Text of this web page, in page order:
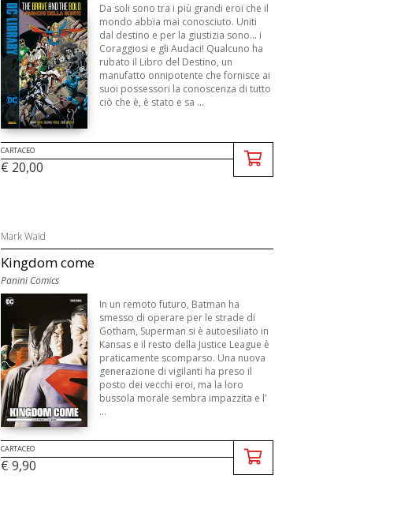
Da soli sono tra i più grandi eroi che il
mondo abbia mai conosciuto. Uniti
dal destino e per la giustizia sono... i
Coraggiosi e gli Audaci! Qualcuno ha
rubato il Libro del Destino, un
manufatto onnipotente che fornisce ai
suoi possessori la conoscenza di tutto
ciò che è, è stato e sa ...
CARTACEO
€ 20,00
Mark Waid
Kingdom come
Panini Comics
In un remoto futuro, Batman ha
smesso di operare per le strade di
Gotham, Superman si è autoesiliato in
Kansas e il resto della Justice League è
praticamente scomparso. Una nuova
generazione di vigilanti ha preso il
posto dei vecchi eroi, ma la loro
bussola morale sembra impazzita e l'
...
CARTACEO
€ 9,90